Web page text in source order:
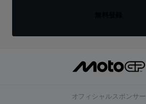
オフィシャルスポンサー